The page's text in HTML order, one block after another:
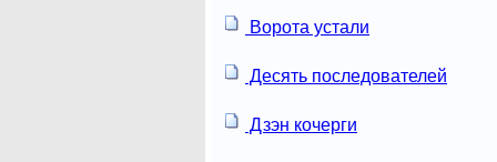
Ворота устали
Десять последователей
Дзэн кочерги